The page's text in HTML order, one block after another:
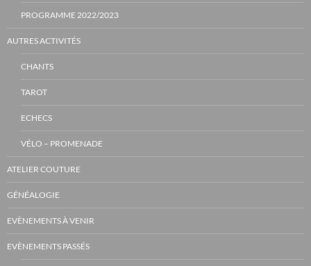
PROGRAMME 2022/2023
AUTRES ACTIVITÉS
CHANTS
TAROT
ECHECS
VÉLO – PROMENADE
ATELIER COUTURE
GÉNÉALOGIE
EVÈNEMENTS À VENIR
EVÈNEMENTS PASSÉS